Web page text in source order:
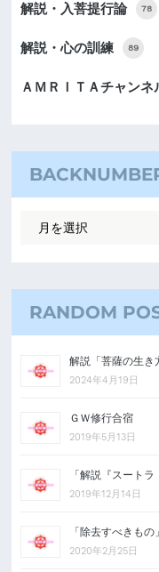
解説・入菩提行論 78
解説・心の訓練 89
ＡＭＲＩＴＡチャンネ
RANDOM
解説「菩薩の生き
2024年4月19日
ＧＷ修行合宿
2019年5月13日
「解説『スート
2019年12月14日
「除去すべきもの」
2020年2月25日